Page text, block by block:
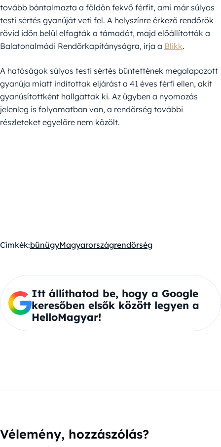
tovább bántalmazta a földön fekvő férfit, ami már súlyos
testi sértés gyanúját veti fel. A helyszínre érkező rendőrök
rövid időn belül elfogták a támadót, majd előállították a
Balatonalmádi Rendőrkapitányságra, írja a Blikk.
A hatóságok súlyos testi sértés bűntettének megalapozott
gyanúja miatt indítottak eljárást a 41 éves férfi ellen, akit
gyanúsítottként hallgattak ki. Az ügyben a nyomozás
jelenleg is folyamatban van, a rendőrség további
részleteket egyelőre nem közölt.
Címkék:bűnügyMagyarországrendőrség
Itt állíthatod be, hogy a Google
keresőben elsők között legyen a
HelloMagyar!
Vélemény, hozzászólás?